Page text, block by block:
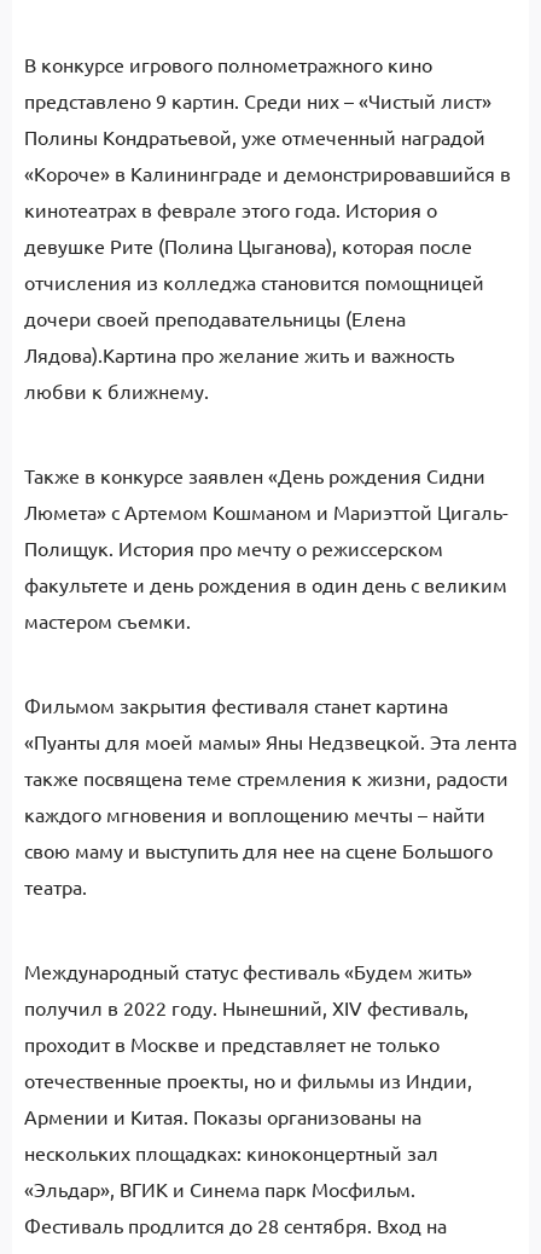
В конкурсе игрового полнометражного кино
представлено 9 картин. Среди них – «Чистый лист»
Полины Кондратьевой, уже отмеченный наградой
«Короче» в Калининграде и демонстрировавшийся в
кинотеатрах в феврале этого года. История о
девушке Рите (Полина Цыганова), которая после
отчисления из колледжа становится помощницей
дочери своей преподавательницы (Елена
Лядова). Картина про желание жить и важность
любви к ближнему.
Также в конкурсе заявлен «День рождения Сидни
Люмета» с Артемом Кошманом и Мариэттой Цигаль-
Полищук. История про мечту о режиссерском
факультете и день рождения в один день с великим
мастером съемки.
Фильмом закрытия фестиваля станет картина
«Пуанты для моей мамы» Яны Недзвецкой. Эта лента
также посвящена теме стремления к жизни, радости
каждого мгновения и воплощению мечты – найти
свою маму и выступить для нее на сцене Большого
театра.
Международный статус фестиваль «Будем жить»
получил в 2022 году. Нынешний, XIV фестиваль,
проходит в Москве и представляет не только
отечественные проекты, но и фильмы из Индии,
Армении и Китая. Показы организованы на
нескольких площадках: киноконцертный зал
«Эльдар», ВГИК и Синема парк Мосфильм.
Фестиваль продлится до 28 сентября. Вход на